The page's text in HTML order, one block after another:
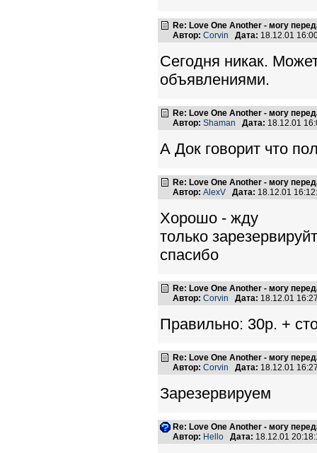
Re: Love One Another - могу
Автор: Corvin Дата: 18.12.01
Сегодня никак.
объявлениями.
Re: Love One Another - могу
Автор: Shaman Дата: 18.12.01
А Док говорит что
Re: Love One Another - могу
Автор: AlexV Дата: 18.12.01
Хорошо - жду
только
спасибо
Re: Love One Another - могу
Автор: Corvin Дата: 18.12.01
Правильно: 30р. +
Re: Love One Another - могу
Автор: Corvin Дата: 18.12.01
Зарезервируем
Re: Love One Another - могу
Автор: Hello Дата: 18.12.01